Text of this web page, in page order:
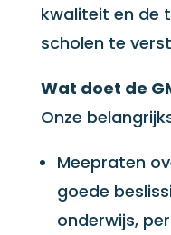
kwaliteit en de
scholen te
Wat doet de
Onze
Meepraten
goede
onderwijs,